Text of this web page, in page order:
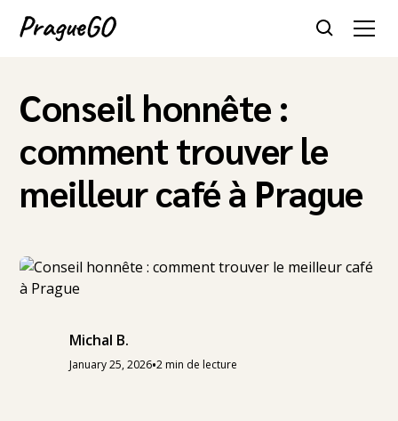
Conseil honnête :
comment trouver le
meilleur café à Prague
Michal B.
January 25, 2026•2 min de lecture